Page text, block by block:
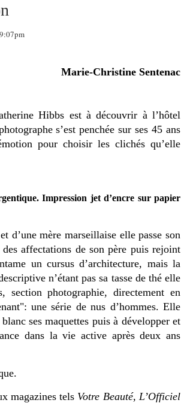
Marie-Christine Sentenac
Hibbs est à découvrir à l’hôtel
s’est penchée sur ses 45 ans
pour choisir les clichés qu’elle
Impression jet d’encre sur papier
d’une mère marseillaise elle passe son
affectations de son père puis rejoint
un cursus d’architecture, mais la
n’étant pas sa tasse de thé elle
section photographie, directement en
une série de nus d’hommes. Elle
ses maquettes puis à développer et
dans la vie active après deux ans
magazines tels Votre Beauté, L’Officiel